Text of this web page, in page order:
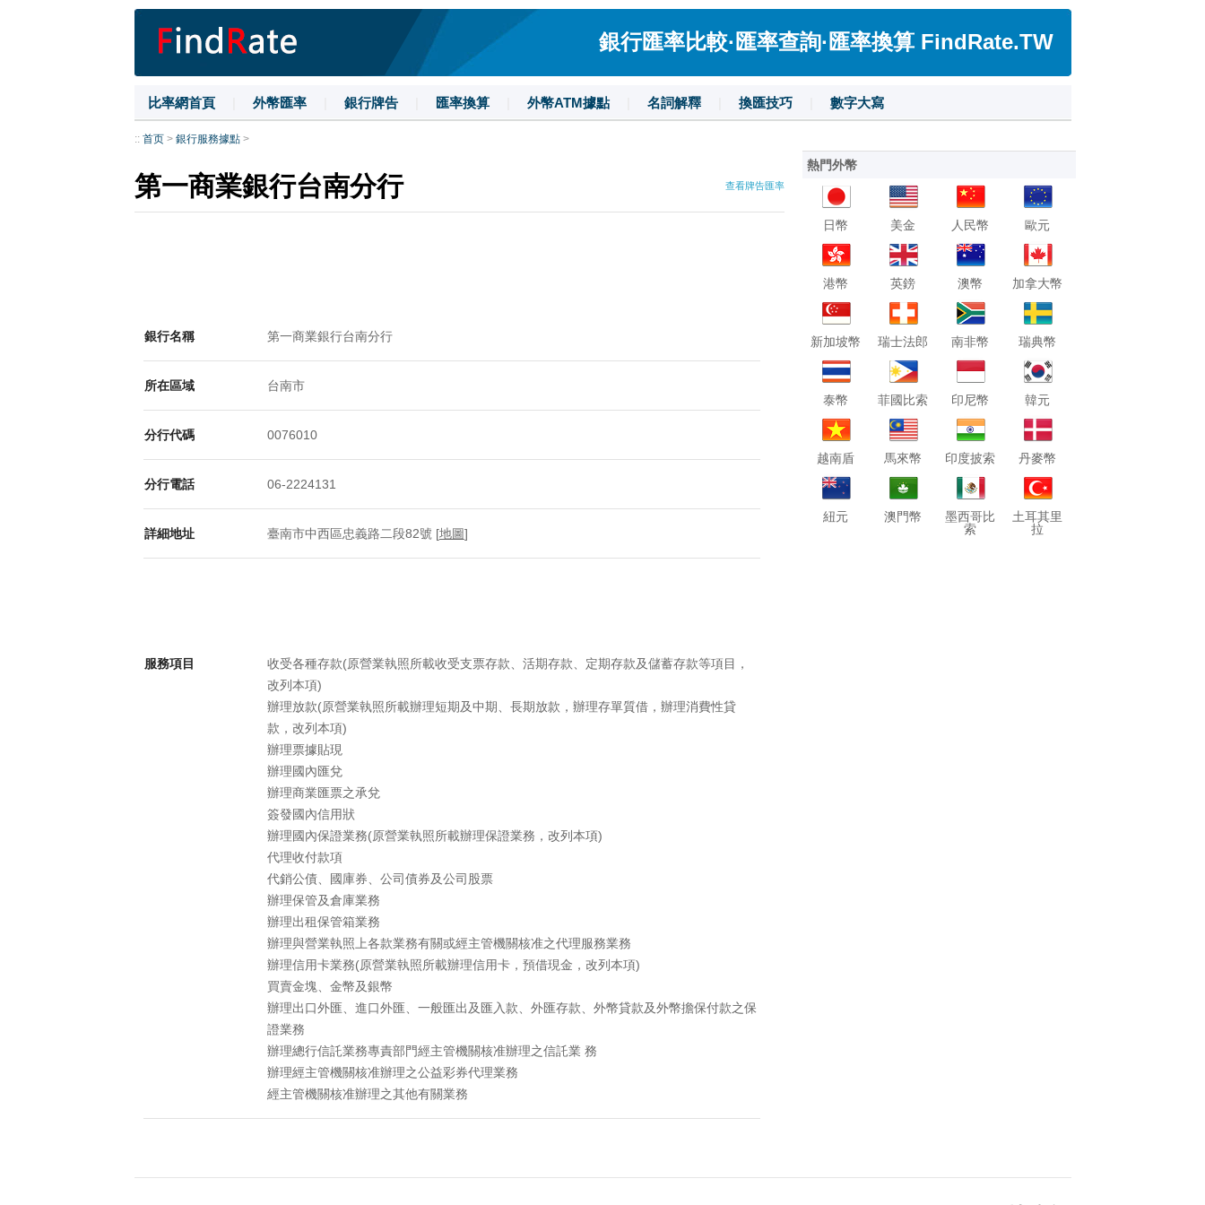
銀行匯率比較·匯率查詢·匯率換算 FindRate.TW
比率網首頁 外幣匯率 銀行牌告 匯率換算 外幣ATM據點 名詞解釋 換匯技巧 數字大寫
:: 首页> 銀行服務據點>
第一商業銀行台南分行 查看牌告匯率
銀行名稱 第一商業銀行台南分行
所在區域 台南市
分行代碼 0076010
分行電話 06-2224131
詳細地址 臺南市中西區忠義路二段82號 [地圖]
服務項目
收受各種存款(原營業執照所載收受支票存款、活期存款、定期存款及儲蓄存款等項目，
改列本項)
辦理放款(原營業執照所載辦理短期及中期、長期放款，辦理存單質借，辦理消費性貸
款，改列本項)
辦理票據貼現
辦理國內匯兌
辦理商業匯票之承兌
簽發國內信用狀
辦理國內保證業務(原營業執照所載辦理保證業務，改列本項)
代理收付款項
代銷公債、國庫券、公司債券及公司股票
辦理保管及倉庫業務
辦理出租保管箱業務
辦理與營業執照上各款業務有關或經主管機關核准之代理服務業務
辦理信用卡業務(原營業執照所載辦理信用卡，預借現金，改列本項)
買賣金塊、金幣及銀幣
辦理出口外匯、進口外匯、一般匯出及匯入款、外匯存款、外幣貸款及外幣擔保付款之保
證業務
辦理總行信託業務專責部門經主管機關核准辦理之信託業 務
辦理經主管機關核准辦理之公益彩券代理業務
經主管機關核准辦理之其他有關業務
熱門外幣
日幣 美金 人民幣 歐元
港幣 英鎊 澳幣 加拿大幣
新加坡幣 瑞士法郎 南非幣 瑞典幣
泰幣 菲國比索 印尼幣 韓元
越南盾 馬來幣 印度披索 丹麥幣
紐元 澳門幣
墨西哥比
索
土耳其里
拉